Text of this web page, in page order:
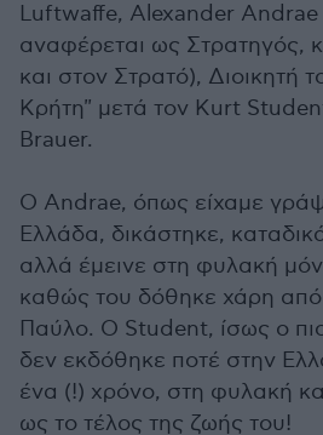
Luftwaffe, Alexander
αναφέρεται ως Στρατηγός,
και στον Στρατό), Διοικητή
Κρήτη" μετά τον Kurt
Brauer.
Ο Andrae, όπως είχαμε
Ελλάδα, δικάστηκε,
αλλά έμεινε στη φυλακή
καθώς του δόθηκε χάρη από
Παύλο. Ο Student, ίσως ο
δεν εκδόθηκε ποτέ στην
ένα (!) χρόνο, στη φυλακή
ως το τέλος της ζωής του!